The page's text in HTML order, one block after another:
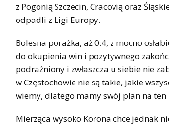
z Pogonią Szczecin, Cracovią oraz
odpadli z Ligi Europy.
Bolesna porażka, aż 0:4, z mocno
do okupienia win i pozytywnego
podrażniony i zwłaszcza u siebie nie
w Częstochowie nie są takie, jakie
wiemy, dlatego mamy swój plan na ten
Mierząca wysoko Korona chce jednak